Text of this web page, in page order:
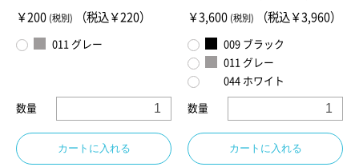
￥200 (税別) （税込￥220）
011 グレー
数量
カートに入れる
￥3,600 (税別) （税込￥3,960）
009 ブラック
011 グレー
044 ホワイト
数量
カートに入れる